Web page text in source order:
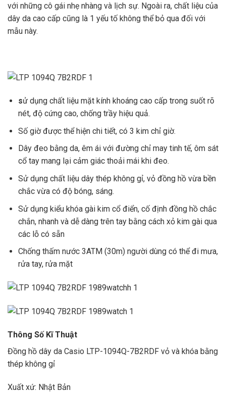
với những cô gái nhẹ nhàng và lịch sự. Ngoài ra, chất liệu của
dây da cao cấp cũng là 1 yếu tố không thể bỏ qua đối với
mẫu này.
sử dụng chất liệu mặt kính khoáng cao cấp trong suốt rõ
nét, độ cứng cao, chống trầy hiệu quả.
Số giờ được thể hiện chi tiết, có 3 kim chỉ giờ.
Dây đeo bằng da, êm ái với đường chỉ may tinh tế, ôm sát
cổ tay mang lại cảm giác thoải mái khi đeo.
Sử dụng chất liệu dây thép không gỉ, vỏ đồng hồ vừa bền
chắc vừa có độ bóng, sáng.
Sử dụng kiểu khóa gài kim cổ điển, cố định đồng hồ chắc
chắn, nhanh và dễ dàng trên tay bằng cách xỏ kim gài qua
các lỗ có sẵn
Chống thấm nước 3ATM (30m) người dùng có thể đi mưa,
rửa tay, rửa mặt
Thông Số Kĩ Thuật
Đồng hồ dây da Casio LTP-1094Q-7B2RDF vỏ và khóa bằng
thép không gỉ
Xuất xứ: Nhật Bản